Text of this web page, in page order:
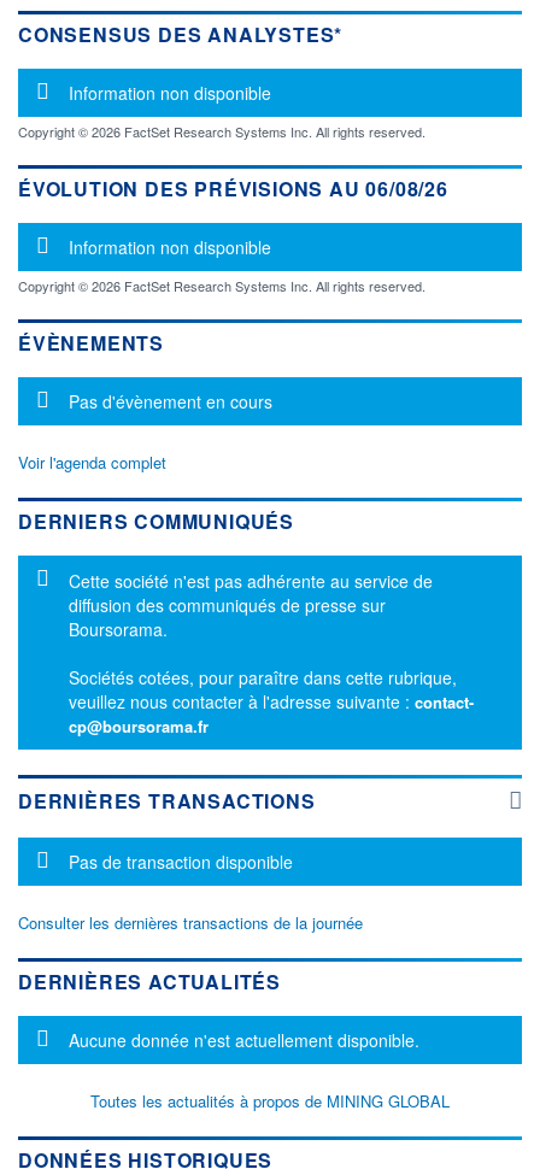
CONSENSUS DES ANALYSTES*
Message d'information
Information non disponible
Copyright © 2026 FactSet Research Systems Inc. All rights reserved.
ÉVOLUTION DES PRÉVISIONS AU 06/08/26
Message d'information
Information non disponible
Copyright © 2026 FactSet Research Systems Inc. All rights reserved.
ÉVÈNEMENTS
Message d'information
Pas d'évènement en cours
Voir l'agenda complet
DERNIERS COMMUNIQUÉS
Message d'information
Cette société n'est pas adhérente au service de
diffusion des communiqués de presse sur
Boursorama.
Sociétés cotées, pour paraître dans cette rubrique,
veuillez nous contacter à l'adresse suivante : contact-
cp@boursorama.fr
DERNIÈRES TRANSACTIONS
Message d'information
Pas de transaction disponible
Consulter les dernières transactions de la journée
DERNIÈRES ACTUALITÉS
Message d'information
Aucune donnée n'est actuellement disponible.
Toutes les actualités à propos de MINING GLOBAL
DONNÉES HISTORIQUES